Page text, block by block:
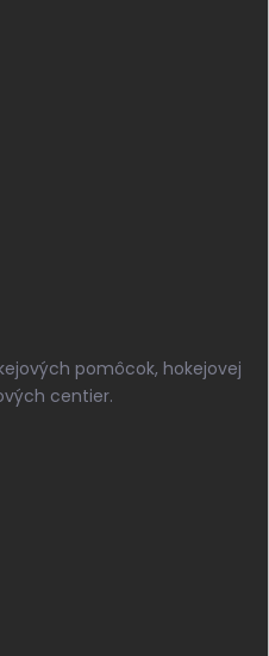
pomôcok, hokejovej
centier.